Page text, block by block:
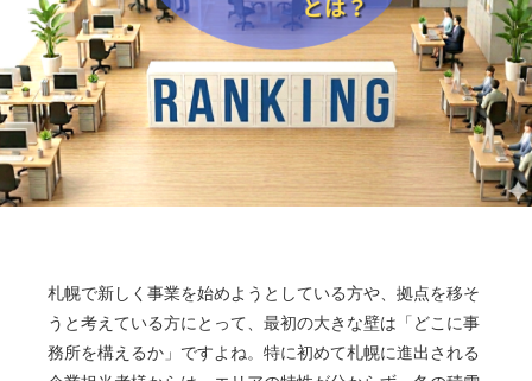
札幌で新しく事業を始めようとしている方や、拠点を移そ
うと考えている方にとって、最初の大きな壁は「どこに事
務所を構えるか」ですよね。特に初めて札幌に進出される